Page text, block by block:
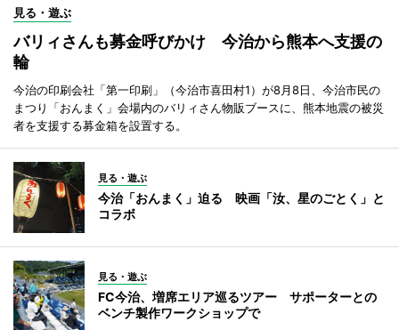
見る・遊ぶ
バリィさんも募金呼びかけ 今治から熊本へ支援の
輪
今治の印刷会社「第一印刷」（今治市喜田村1）が8月8日、今治市民の
まつり「おんまく」会場内のバリィさん物販ブースに、熊本地震の被災
者を支援する募金箱を設置する。
見る・遊ぶ
今治「おんまく」迫る 映画「汝、星のごとく」と
コラボ
見る・遊ぶ
FC今治、増席エリア巡るツアー サポーターとの
ベンチ製作ワークショップで